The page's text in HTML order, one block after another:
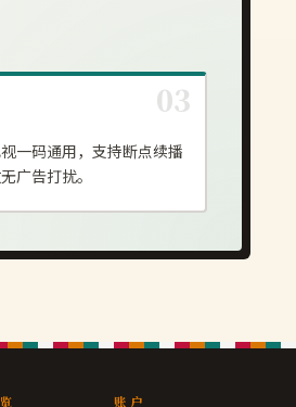
一码通用，支持断点续播
广告打扰。
账户